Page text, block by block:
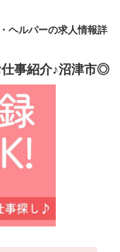
ヘルパーの求人情報詳
仕事紹介♪沼津市◎